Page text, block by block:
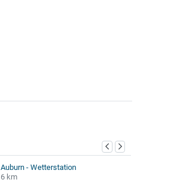
Auburn - Wetterstation
6 km